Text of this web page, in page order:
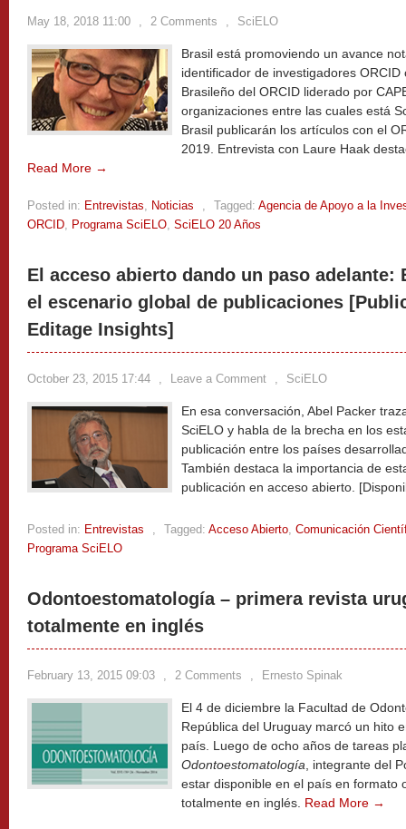
May 18, 2018 11:00 , 2 Comments , SciELO
Brasil está promoviendo un avance
identificador de investigadores
Brasileño del ORCID liderado por
organizaciones entre las cuales está
Brasil publicarán los artículos con el
2019. Entrevista con Laure Haak
Read More →
Posted in: Entrevistas, Noticias , Tagged: Agencia de Apoyo a la
ORCID, Programa SciELO, SciELO 20 Años
El acceso abierto dando un paso adelante:
el escenario global de publicaciones
Editage Insights]
October 23, 2015 17:44 , Leave a Comment , SciELO
En esa conversación, Abel Packer
SciELO y habla de la brecha en los
publicación entre los países
También destaca la importancia de
publicación en acceso abierto.
Posted in: Entrevistas , Tagged: Acceso Abierto, Comunicación
Programa SciELO
Odontoestomatología – primera revista
totalmente en inglés
February 13, 2015 09:03 , 2 Comments , Ernesto Spinak
El 4 de diciembre la Facultad de
República del Uruguay marcó un hito
país. Luego de ocho años de tareas
Odontoestomatología , integrante del
estar disponible en el país en formato
totalmente en inglés. Read More →